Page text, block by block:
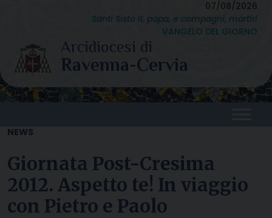
content
07/08/2026
Santi Sisto II, papa, e compagni, martiri
VANGELO DEL GIORNO
NEWS
Giornata Post-Cresima
2012. Aspetto te! In viaggio
con Pietro e Paolo